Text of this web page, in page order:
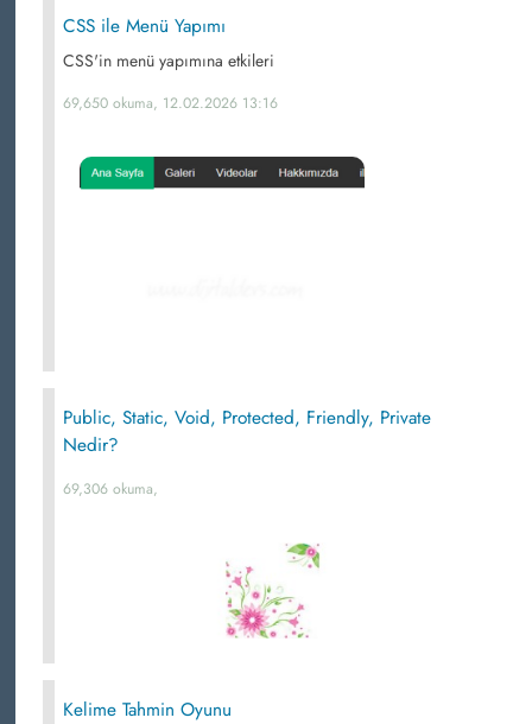
CSS ile Menü Yapımı
CSS'in menü yapımına etkileri
69,650 okuma, 12.02.2026 13:16
Public, Static, Void, Protected, Friendly, Private
Nedir?
69,306 okuma,
Kelime Tahmin Oyunu